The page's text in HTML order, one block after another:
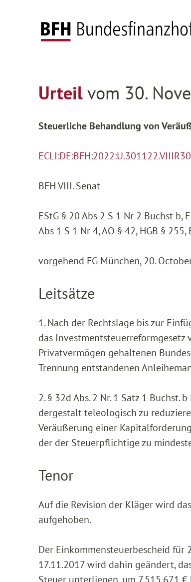
Federal Fiscal Court
Urteilvom 30.
Steuerliche Behandlung von
BFH VIII. Senat
EStG § 20 Abs 2 S 1 Nr 2 Buchst b,
Abs 1 S 1 Nr 4, AO § 42, HGB § 255,
vorgehend FG München, 20.
Leitsätze
1. Nach der Rechtslage bis zur
das Investmentsteuerreformgesetz
Privatvermögen gehaltenen
Trennung entstandenen
2. § 32d Abs. 2 Nr. 1 Satz 1 Buchst.
dergestalt teleologisch zu
Veräußerung einer
der der Steuerpflichtige zu
Tenor
Auf die Revision der Kläger wird
aufgehoben.
Der Einkommensteuerbescheid für
17.11.2017 wird dahin geändert,
Steuer unterliegen, um 7.515.671